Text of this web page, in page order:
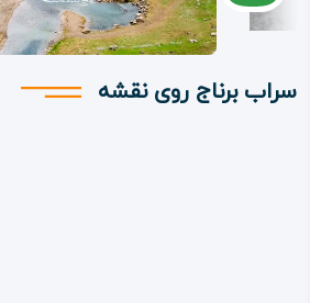
سراب برناج روی نقشه